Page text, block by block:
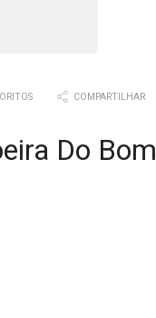
COMPARTILHAR
Do Bom